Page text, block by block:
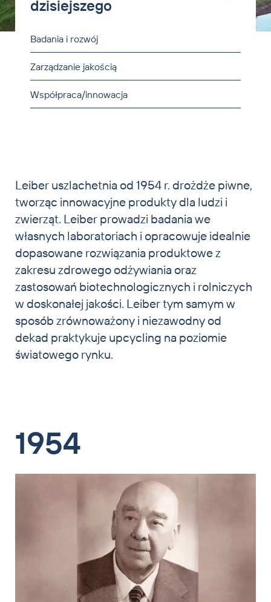
Zwierzęta domowe i koie
Aktualności
Kontakt
dzisiejszego
Badania i rozwój
Zarządzanie jakością
Współpraca/innowacja
Leiber uszlachetnia od 1954 r. drożdże piwne,
tworząc innowacyjne produkty dla ludzi i
zwierząt. Leiber prowadzi badania we
własnych laboratoriach i opracowuje idealnie
dopasowane rozwiązania produktowe z
zakresu zdrowego odżywiania oraz
zastosowań biotechnologicznych i rolniczych
w doskonałej jakości. Leiber tym samym w
sposób zrównoważony i niezawodny od
dekad praktykuje upcycling na poziomie
światowego rynku.
1954